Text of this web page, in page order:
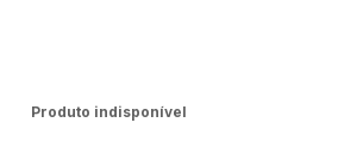
Produto indisponível